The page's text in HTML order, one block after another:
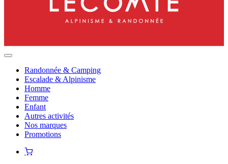
Randonnée & Camping
Escalade & Alpinisme
Homme
Femme
Enfant
Autres activités
Nos marques
Promotions